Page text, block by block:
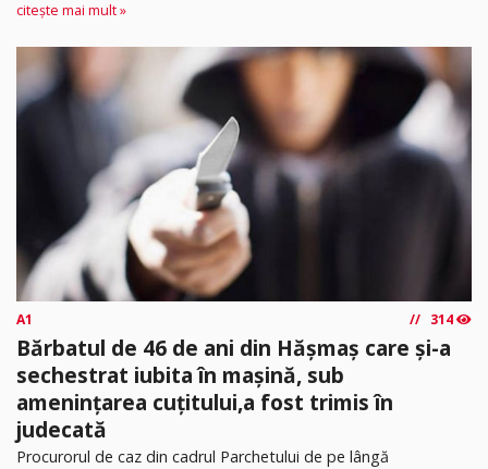
citește mai mult »
A1 314
Bărbatul de 46 de ani din Hășmaș care și-a
sechestrat iubita în mașină, sub
amenințarea cuțitului,a fost trimis în
judecată
Procurorul de caz din cadrul Parchetului de pe lângă